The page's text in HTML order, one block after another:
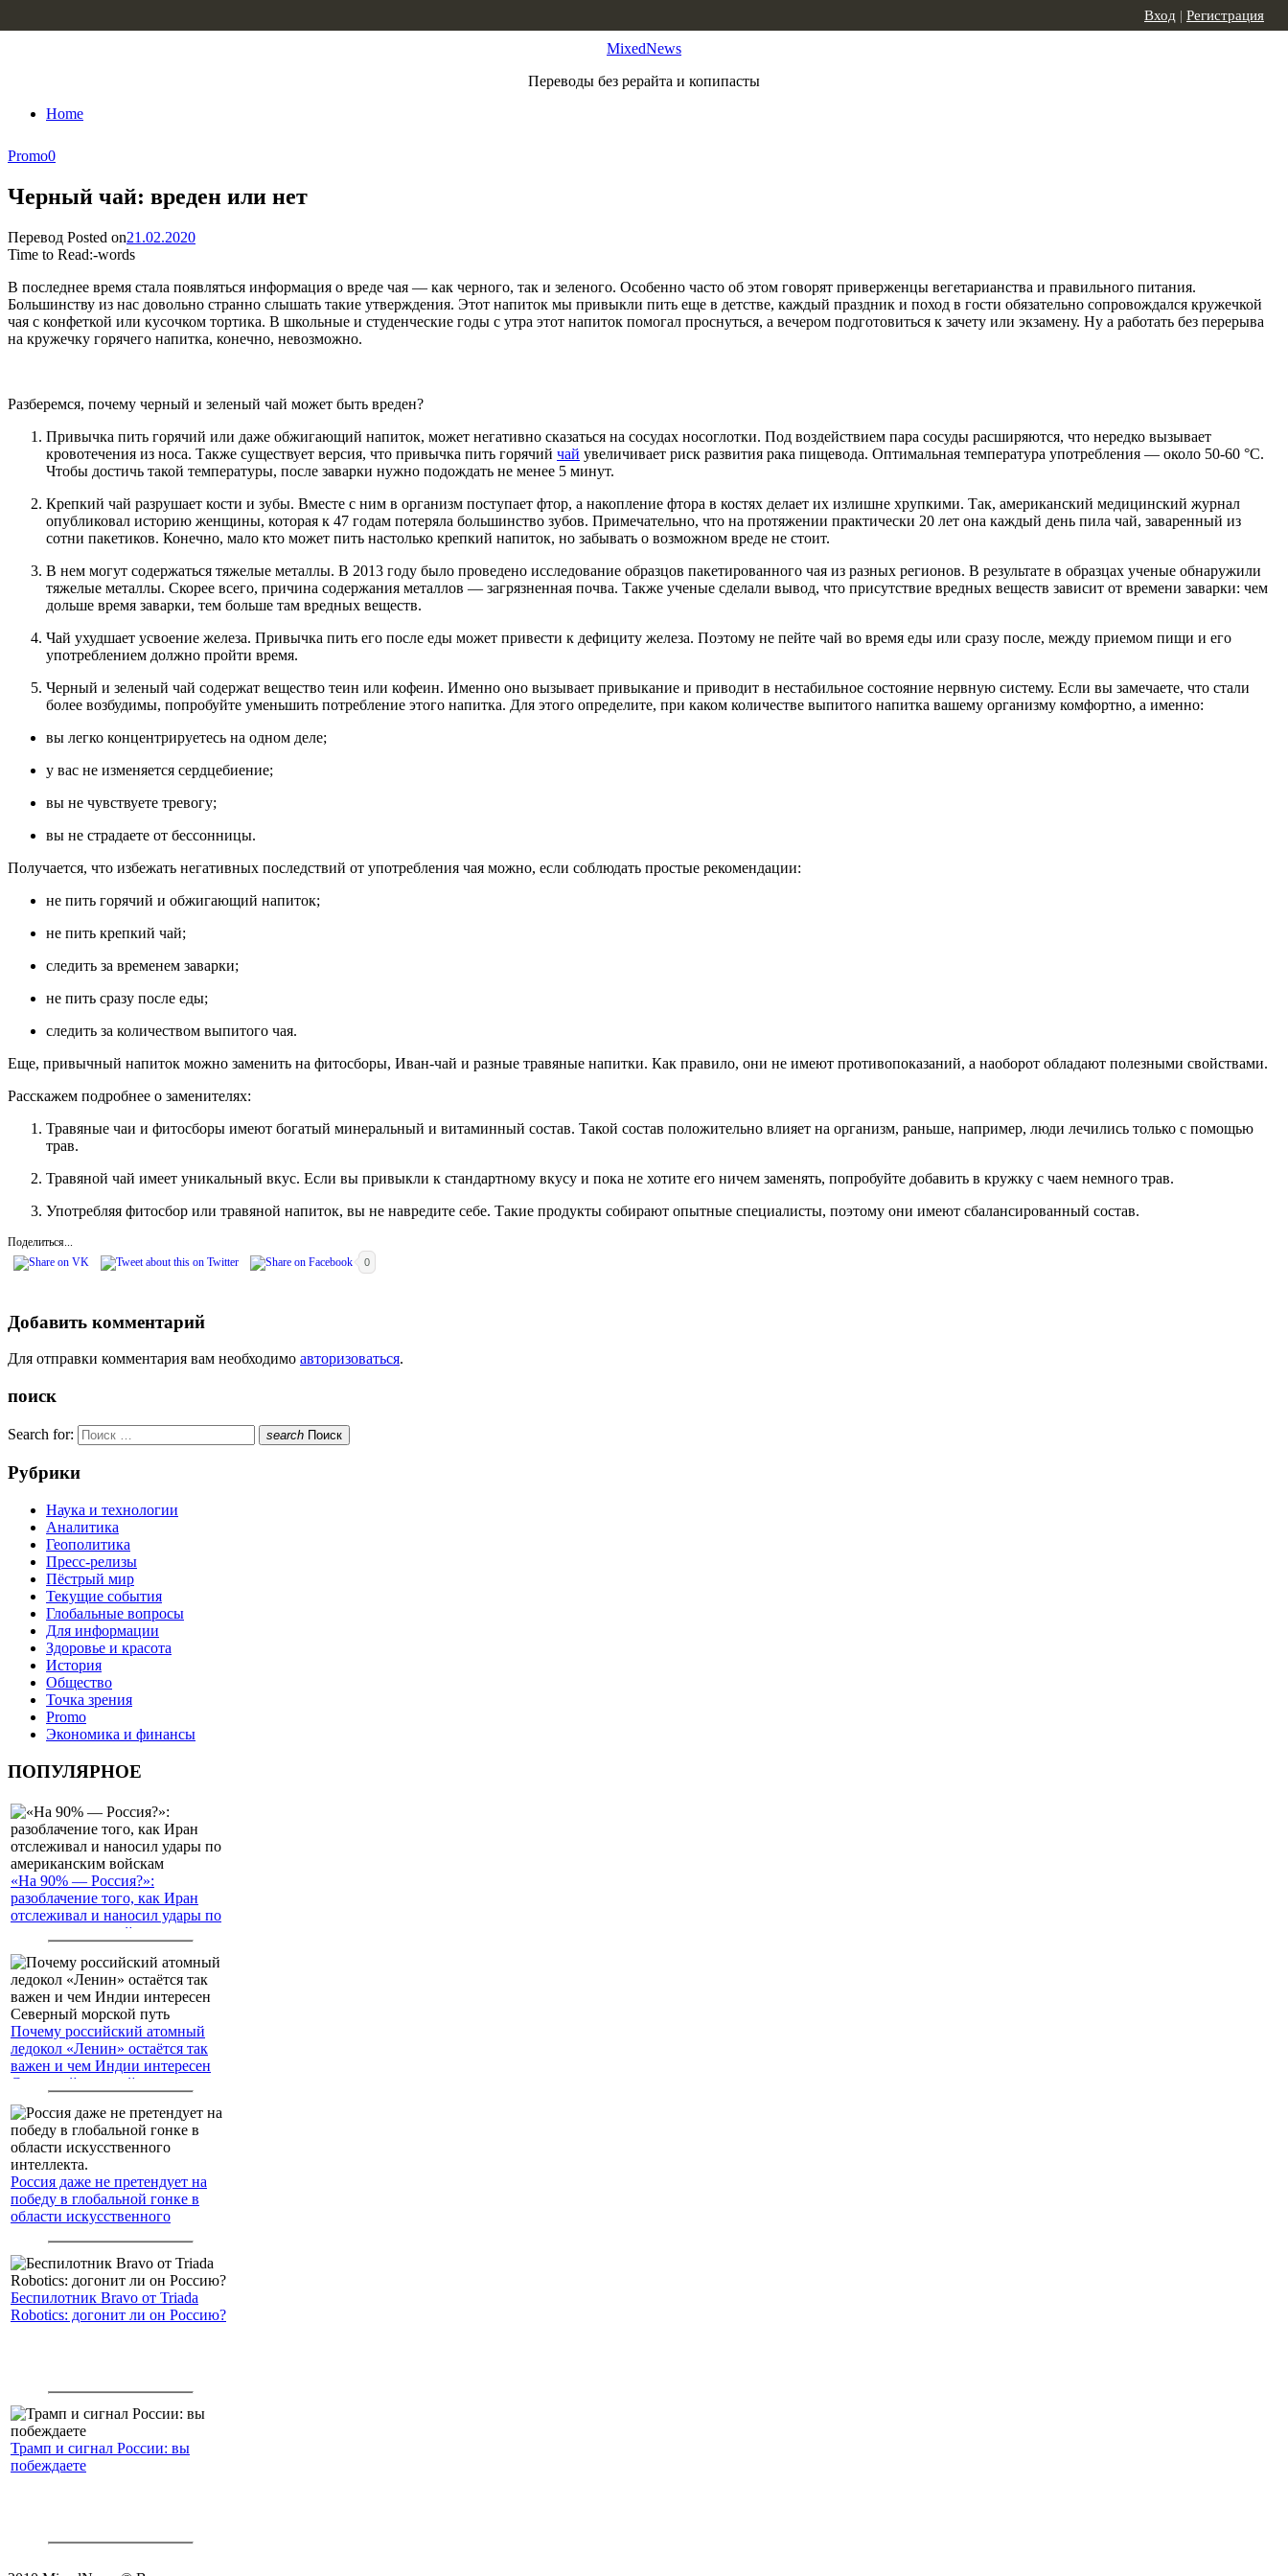
MixedNews
Переводы без рерайта и копипасты
Home
Вход | Регистрация
Promo0
Черный чай: вреден или нет
Перевод Posted on21.02.2020
Time to Read:-words
В последнее время стала появляться информация о вреде чая — как черного, так и зеленого. Особенно часто об этом говорят приверженцы вегетарианства и правильного питания.
Большинству из нас довольно странно слышать такие утверждения. Этот напиток мы привыкли пить еще в детстве, каждый праздник и поход в гости обязательно сопровождался кружечкой
чая с конфеткой или кусочком тортика. В школьные и студенческие годы с утра этот напиток помогал проснуться, а вечером подготовиться к зачету или экзамену. Ну а работать без перерыва
на кружечку горячего напитка, конечно, невозможно.
Разберемся, почему черный и зеленый чай может быть вреден?
Привычка пить горячий или даже обжигающий напиток, может негативно сказаться на сосудах носоглотки. Под воздействием пара сосуды расширяются, что нередко вызывает
кровотечения из носа. Также существует версия, что привычка пить горячий чай увеличивает риск развития рака пищевода. Оптимальная температура употребления — около 50-60 °С.
Чтобы достичь такой температуры, после заварки нужно подождать не менее 5 минут.
Крепкий чай разрушает кости и зубы. Вместе с ним в организм поступает фтор, а накопление фтора в костях делает их излишне хрупкими. Так, американский медицинский журнал
опубликовал историю женщины, которая к 47 годам потеряла большинство зубов. Примечательно, что на протяжении практически 20 лет она каждый день пила чай, заваренный из
сотни пакетиков. Конечно, мало кто может пить настолько крепкий напиток, но забывать о возможном вреде не стоит.
В нем могут содержаться тяжелые металлы. В 2013 году было проведено исследование образцов пакетированного чая из разных регионов. В результате в образцах ученые обнаружили
тяжелые металлы. Скорее всего, причина содержания металлов — загрязненная почва. Также ученые сделали вывод, что присутствие вредных веществ зависит от времени заварки: чем
дольше время заварки, тем больше там вредных веществ.
Чай ухудшает усвоение железа. Привычка пить его после еды может привести к дефициту железа. Поэтому не пейте чай во время еды или сразу после, между приемом пищи и его
употреблением должно пройти время.
Черный и зеленый чай содержат вещество теин или кофеин. Именно оно вызывает привыкание и приводит в нестабильное состояние нервную систему. Если вы замечаете, что стали
более возбудимы, попробуйте уменьшить потребление этого напитка. Для этого определите, при каком количестве выпитого напитка вашему организму комфортно, а именно:
вы легко концентрируетесь на одном деле;
у вас не изменяется сердцебиение;
вы не чувствуете тревогу;
вы не страдаете от бессонницы.
Получается, что избежать негативных последствий от употребления чая можно, если соблюдать простые рекомендации:
не пить горячий и обжигающий напиток;
не пить крепкий чай;
следить за временем заварки;
не пить сразу после еды;
следить за количеством выпитого чая.
Еще, привычный напиток можно заменить на фитосборы, Иван-чай и разные травяные напитки. Как правило, они не имеют противопоказаний, а наоборот обладают полезными свойствами.
Расскажем подробнее о заменителях:
Травяные чаи и фитосборы имеют богатый минеральный и витаминный состав. Такой состав положительно влияет на организм, раньше, например, люди лечились только с помощью
трав.
Травяной чай имеет уникальный вкус. Если вы привыкли к стандартному вкусу и пока не хотите его ничем заменять, попробуйте добавить в кружку с чаем немного трав.
Употребляя фитосбор или травяной напиток, вы не навредите себе. Такие продукты собирают опытные специалисты, поэтому они имеют сбалансированный состав.
Поделиться...
0
Добавить комментарий
Для отправки комментария вам необходимо авторизоваться.
поиск
Search for: search Поиск
Рубрики
Наука и технологии
Аналитика
Геополитика
Пресс-релизы
Пёстрый мир
Текущие события
Глобальные вопросы
Для информации
Здоровье и красота
История
Общество
Точка зрения
Promo
Экономика и финансы
ПОПУЛЯРНОЕ
«На 90% — Россия?»:
разоблачение того, как Иран
отслеживал и наносил удары по
американским войскам
Почему российский атомный
ледокол «Ленин» остаётся так
важен и чем Индии интересен
Северный морской путь
Россия даже не претендует на
победу в глобальной гонке в
области искусственного
Беспилотник Bravo от Triada
Robotics: догонит ли он Россию?
Трамп и сигнал России: вы
побеждаете